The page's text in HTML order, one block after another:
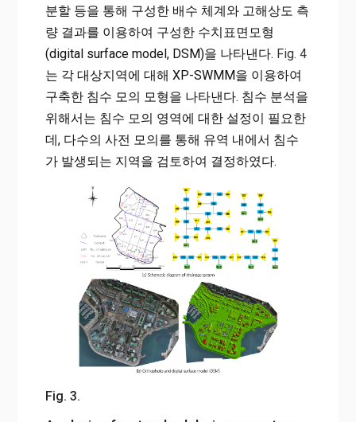
분할 등을 통해 구성한 배수 체계와 고해상도 측
량 결과를 이용하여 구성한 수치표면모형
(digital surface model, DSM)을 나타낸다. Fig. 4
는 각 대상지역에 대해 XP-SWMM을 이용하여
구축한 침수 모의 모형을 나타낸다. 침수 분석을
위해서는 침수 모의 영역에 대한 설정이 필요한
데, 다수의 사전 모의를 통해 유역 내에서 침수
가 발생되는 지역을 검토하여 결정하였다.
Fig. 3.